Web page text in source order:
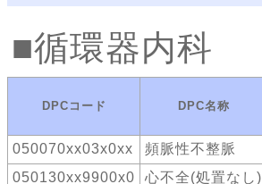
循環器内科
DPCコード DPC名称
050070xx03x0xx 頻脈性不整脈
050130xx9900x0
心不全(処置なし)